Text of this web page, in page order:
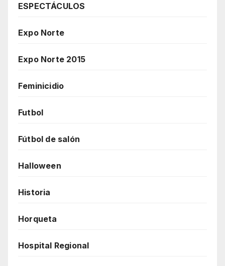
ESPECTÁCULOS
Expo Norte
Expo Norte 2015
Feminicidio
Futbol
Fútbol de salón
Halloween
Historia
Horqueta
Hospital Regional